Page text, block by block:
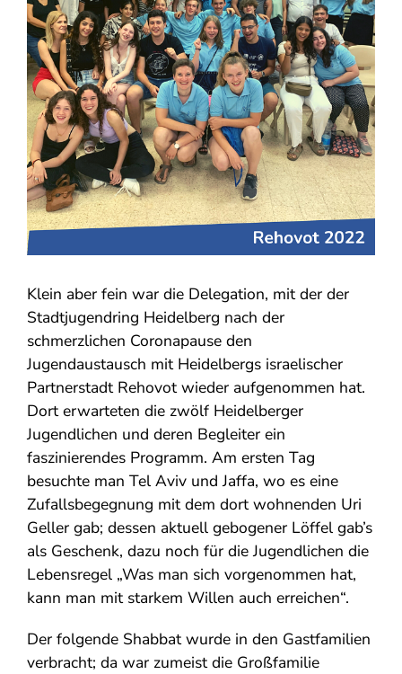
Klein aber fein war die Delegation, mit der der
Stadtjugendring Heidelberg nach der
schmerzlichen Coronapause den
Jugendaustausch mit Heidelbergs israelischer
Partnerstadt Rehovot wieder aufgenommen hat.
Dort erwarteten die zwölf Heidelberger
Jugendlichen und deren Begleiter ein
faszinierendes Programm. Am ersten Tag
besuchte man Tel Aviv und Jaffa, wo es eine
Zufallsbegegnung mit dem dort wohnenden Uri
Geller gab; dessen aktuell gebogener Löffel gab’s
als Geschenk, dazu noch für die Jugendlichen die
Lebensregel „Was man sich vorgenommen hat,
kann man mit starkem Willen auch erreichen“.
Der folgende Shabbat wurde in den Gastfamilien
verbracht; da war zumeist die Großfamilie